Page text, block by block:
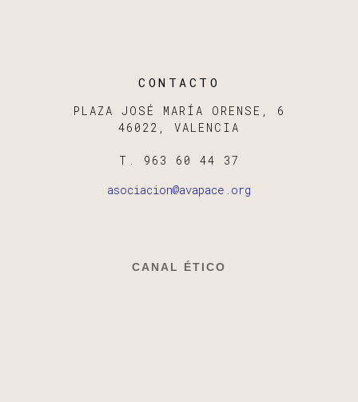
CONTACTO
PLAZA JOSÉ MARÍA ORENSE, 6
46022, VALENCIA
T. 963 60 44 37
asociacion@avapace.org
CANAL ÉTICO